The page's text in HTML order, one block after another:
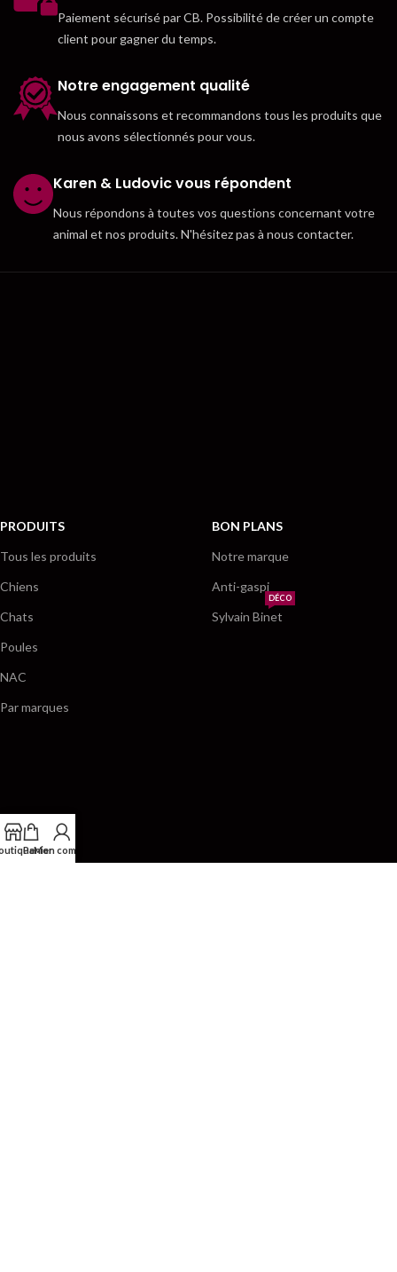
Paiement sécurisé par CB. Possibilité de créer un compte
client pour gagner du temps.
Notre engagement qualité
Nous connaissons et recommandons tous les produits que
nous avons sélectionnés pour vous.
Karen & Ludovic vous répondent
Nous répondons à toutes vos questions concernant votre
animal et nos produits. N'hésitez pas à nous contacter.
PRODUITS
Tous les produits
Chiens
Chats
Poules
NAC
Par marques
BON PLANS
Notre marque
Anti-gaspi
Sylvain Binet
DÉCO
Panier
Mon compte